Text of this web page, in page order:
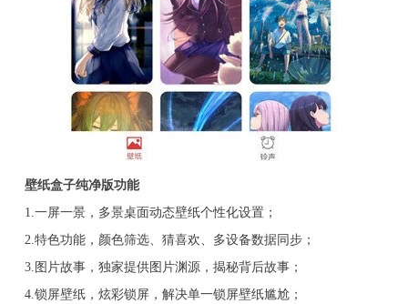
壁纸盒子纯净版功能
1.一屏一景，多景桌面动态壁纸个性化设置；
2.特色功能，颜色筛选、猜喜欢、多设备数据同步；
3.图片故事，独家提供图片渊源，揭秘背后故事；
4.锁屏壁纸，炫彩锁屏，解决单一锁屏壁纸尴尬；